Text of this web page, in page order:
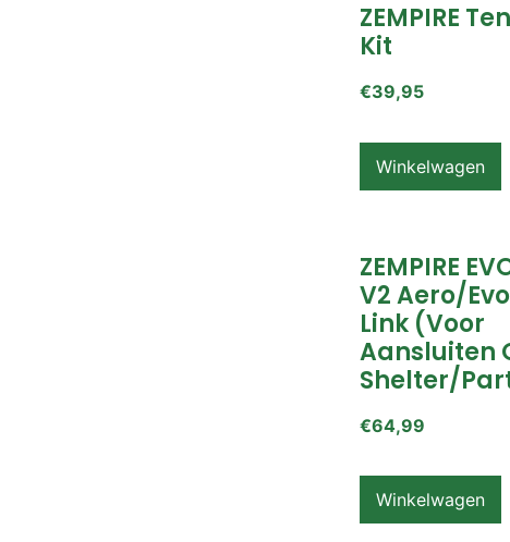
ZEMPIRE
Kit
€39,95
Winkelwagen
ZEMPIRE
V2 Aero/
Link (voor
Aansluiten
Shelter/
€64,99
Winkelwagen